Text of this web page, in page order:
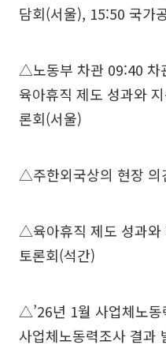
담회(서울), 15:50 국가
△노동부 차관 09:40 차
육아휴직 제도 성과와
론회(서울)
△주한외국상의 현장 의
△육아휴직 제도 성과와
토론회(석간)
△’26년 1월 사업체노동
사업체노동력조사 결과